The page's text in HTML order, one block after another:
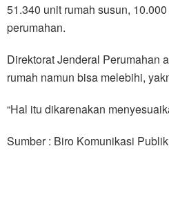
51.340 unit rumah susun,
perumahan.
Direktorat Jenderal Perumahan
rumah namun bisa melebihi,
“Hal itu dikarenakan
Sumber : Biro Komunikasi